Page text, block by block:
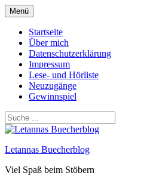
Zum
Inhalt
springen
Menü
Startseite
Über mich
Datenschutzerklärung
Impressum
Lese- und Hörliste
Neuzugänge
Gewinnspiel
Letannas Buecherblog
Viel Spaß beim Stöbern